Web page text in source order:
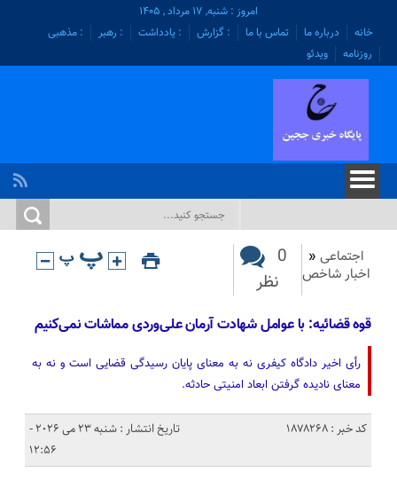
امروز : شنبه, ۱۷ مرداد , ۱۴۰۵
خانه
درباره ما تماس با ما : گزارش : یادداشت : رهبر
: مذهبی
روزنامه
ویدئو
اجتماعی «
اخبار شاخص
0
نظر
قوه قضائیه: با عوامل شهادت آرمان علی‌وردی مماشات نمی‌کنیم
رأی اخیر دادگاه کیفری نه به معنای پایان رسیدگی قضایی است و نه به
معنای نادیده گرفتن ابعاد امنیتی حادثه.
کد خبر : 1878268
تاریخ انتشار : شنبه 23 می 2026 -
12:56